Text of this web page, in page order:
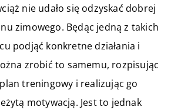
nie udało się odzyskać dobrej
zimowego. Będąc jedną z takich
podjąć konkretne działania i
zrobić to samemu, rozpisując
treningowy i realizując go
motywacją. Jest to jednak